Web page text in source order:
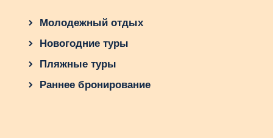
Молодежный отдых
Новогодние туры
Пляжные туры
Раннее бронирование